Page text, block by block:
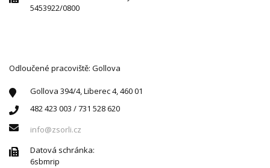
5453922/0800
Odloučené pracoviště: Gollova
Gollova 394/4, Liberec 4, 460 01
482 423 003 / 731 528 620
info@zsorli.cz
Datová schránka:
6sbmrip